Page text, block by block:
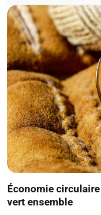
Économie
vert ensemble